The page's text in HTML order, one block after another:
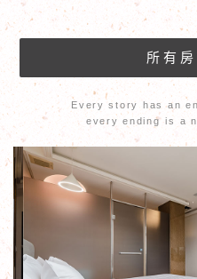
Every story has an
every ending is a